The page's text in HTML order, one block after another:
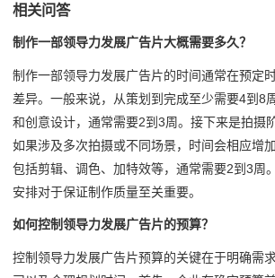
相关问答
制作一部领导力发展广告片大概需要多久？
制作一部领导力发展广告片的时间通常在预定
差异。一般来说，从策划到完成至少需要4到8
和创意设计，通常需要2到3周。接下来是拍摄
如果涉及多次拍摄或不同场景，时间会相应增
包括剪辑、调色、加特效等，通常需要2到3周
安排对于保证制作质量至关重要。
如何控制领导力发展广告片的预算？
控制领导力发展广告片预算的关键在于明确需